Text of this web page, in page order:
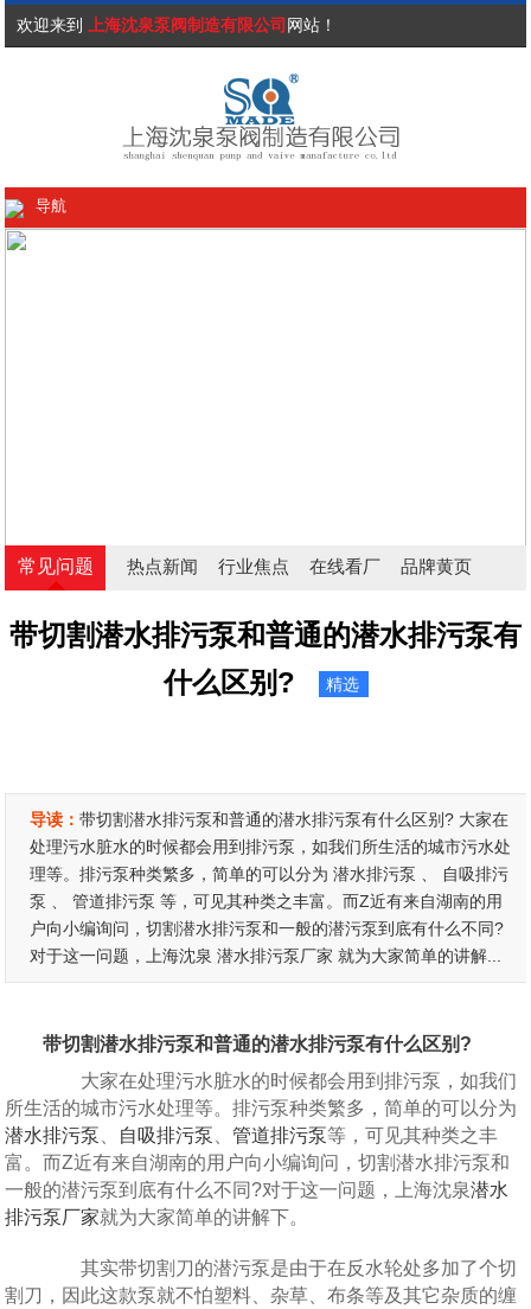
欢迎来到 上海沈泉泵阀制造有限公司 网站！
导航
常见问题 热点新闻 行业焦点 在线看厂 品牌黄页
带切割潜水排污泵和普通的潜水排污泵有
什么区别?
精选
导读：带切割潜水排污泵和普通的潜水排污泵有什么区别? 大家在
处理污水脏水的时候都会用到排污泵，如我们所生活的城市污水处
理等。排污泵种类繁多，简单的可以分为 潜水排污泵 、 自吸排污
泵 、 管道排污泵 等，可见其种类之丰富。而Z近有来自湖南的用
户向小编询问，切割潜水排污泵和一般的潜污泵到底有什么不同?
对于这一问题，上海沈泉 潜水排污泵厂家 就为大家简单的讲解...
带切割潜水排污泵和普通的潜水排污泵有什么区别?
大家在处理污水脏水的时候都会用到排污泵，如我们
所生活的城市污水处理等。排污泵种类繁多，简单的可以分为
潜水排污泵
自吸排污泵 、管道排污泵等，可见其种类之丰
富。而Z近有来自湖南的用户向小编询问，切割潜水排污泵和
一般的潜污泵到底有什么不同?对于这一问题，上海沈泉潜水
排污泵厂家就为大家简单的讲解下。
其实带切割刀的潜污泵是由于在反水轮处多加了个切
割刀，因此这款泵就不怕塑料、杂草、布条等及其它杂质的缠